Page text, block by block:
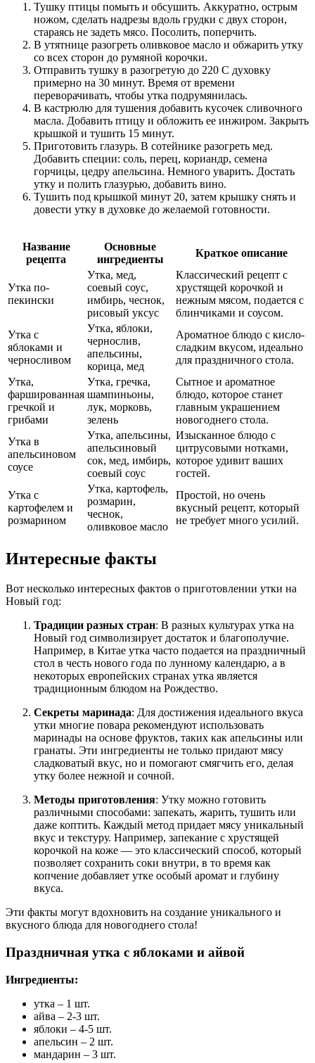
Тушку птицы помыть и обсушить. Аккуратно, острым
ножом, сделать надрезы вдоль грудки с двух сторон,
стараясь не задеть мясо. Посолить, поперчить.
В утятнице разогреть оливковое масло и обжарить утку
со всех сторон до румяной корочки.
Отправить тушку в разогретую до 220 С духовку
примерно на 30 минут. Время от времени
переворачивать, чтобы утка подрумянилась.
В кастрюлю для тушения добавить кусочек сливочного
масла. Добавить птицу и обложить ее инжиром. Закрыть
крышкой и тушить 15 минут.
Приготовить глазурь. В сотейнике разогреть мед.
Добавить специи: соль, перец, кориандр, семена
горчицы, цедру апельсина. Немного уварить. Достать
утку и полить глазурью, добавить вино.
Тушить под крышкой минут 20, затем крышку снять и
довести утку в духовке до желаемой готовности.
Название
рецепта
Основные
ингредиенты
Краткое описание
Утка по-
пекински
Утка, мед,
соевый соус,
имбирь, чеснок,
рисовый уксус
Классический рецепт с
хрустящей корочкой и
нежным мясом, подается с
блинчиками и соусом.
Утка с
яблоками и
черносливом
Утка, яблоки,
чернослив,
апельсины,
корица, мед
Ароматное блюдо с кисло-
сладким вкусом, идеально
для праздничного стола.
Утка,
фаршированная
гречкой и
грибами
Утка, гречка,
шампиньоны,
лук, морковь,
зелень
Сытное и ароматное
блюдо, которое станет
главным украшением
новогоднего стола.
Утка в
апельсиновом
соусе
Утка, апельсины,
апельсиновый
сок, мед, имбирь,
соевый соус
Изысканное блюдо с
цитрусовыми нотками,
которое удивит ваших
гостей.
Утка с
картофелем и
розмарином
Утка, картофель,
розмарин,
чеснок,
оливковое масло
Простой, но очень
вкусный рецепт, который
не требует много усилий.
Интересные факты
Вот несколько интересных фактов о приготовлении утки на
Новый год:
Традиции разных стран: В разных культурах утка на
Новый год символизирует достаток и благополучие.
Например, в Китае утка часто подается на праздничный
стол в честь нового года по лунному календарю, а в
некоторых европейских странах утка является
традиционным блюдом на Рождество.
Секреты маринада: Для достижения идеального вкуса
утки многие повара рекомендуют использовать
маринады на основе фруктов, таких как апельсины или
гранаты. Эти ингредиенты не только придают мясу
сладковатый вкус, но и помогают смягчить его, делая
утку более нежной и сочной.
Методы приготовления: Утку можно готовить
различными способами: запекать, жарить, тушить или
даже коптить. Каждый метод придает мясу уникальный
вкус и текстуру. Например, запекание с хрустящей
корочкой на коже — это классический способ, который
позволяет сохранить соки внутри, в то время как
копчение добавляет утке особый аромат и глубину
вкуса.
Эти факты могут вдохновить на создание уникального и
вкусного блюда для новогоднего стола!
Праздничная утка с яблоками и айвой
Ингредиенты:
утка – 1 шт.
айва – 2-3 шт.
яблоки – 4-5 шт.
апельсин – 2 шт.
мандарин – 3 шт.